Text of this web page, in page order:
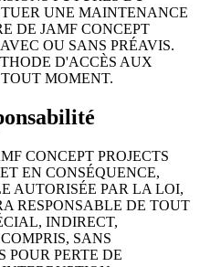
UNE MAINTENANCE
DE JAMF CONCEPT
OU SANS PRÉAVIS.
D'ACCÈS AUX
MOMENT.
CONCEPT PROJECTS
EN CONSÉQUENCE,
AUTORISÉE PAR LA LOI,
RESPONSABLE DE TOUT
INDIRECT,
SANS
POUR PERTE DE